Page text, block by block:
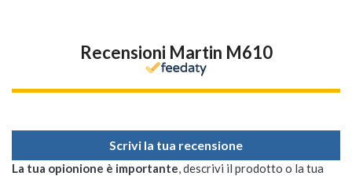
Recensioni Martin M610
Scrivi la tua recensione
La tua opionione è importante, descrivi il prodotto o la tua